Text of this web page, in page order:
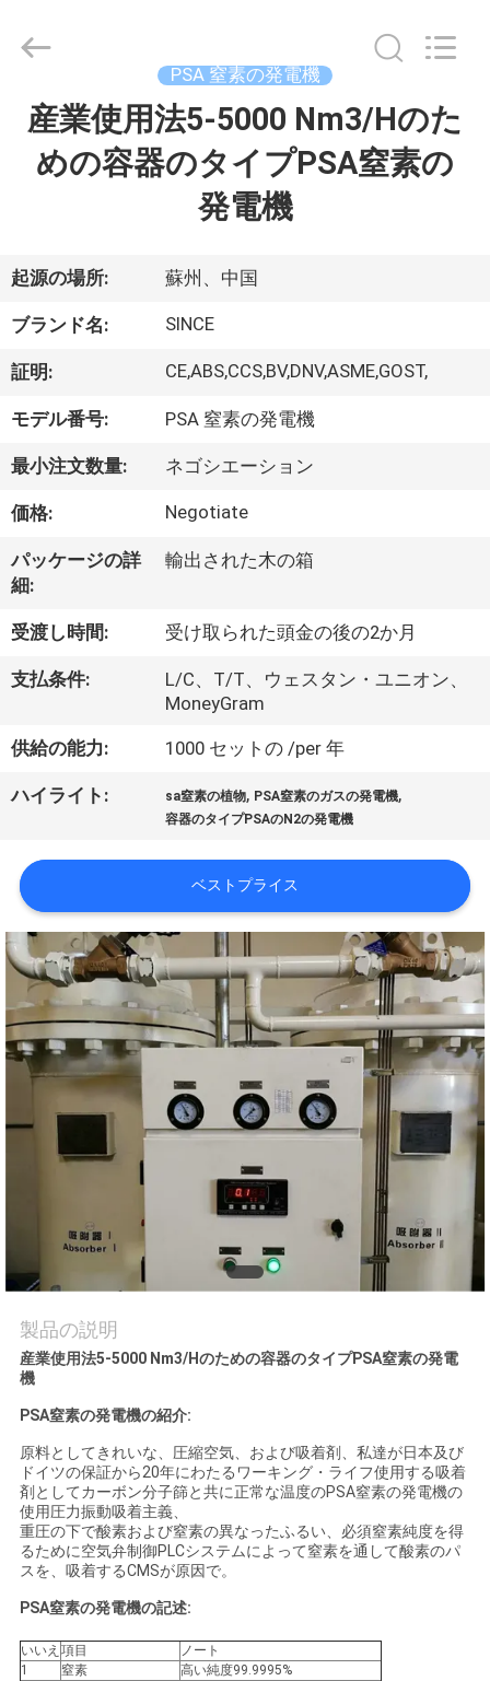
家
わ
た
し
た
に
つ
い
て
工
場
学
品
質
管
理
合
わ
せ
ニ
ュ
ー
ス
事
2026
JoShining
Technology
Co.,Ltd.
Reserved.
PSA 窒素の発電機
産業使用法5-5000 Nm3/Hのた
めの容器のタイプPSA窒素の
発電機
起源の場所: 蘇州、中国
ブランド名: SINCE
証明: CE,ABS,CCS,BV,DNV,ASME,GOST,
モデル番号: PSA 窒素の発電機
最小注文数量: ネゴシエーション
価格: Negotiate
パッケージの詳
細:
輸出された木の箱
受渡し時間: 受け取られた頭金の後の2か月
支払条件:
L/C、T/T、ウェスタン・ユニオン、
MoneyGram
供給の能力: 1000 セットの /per 年
ハイライト: sa窒素の植物, PSA窒素のガスの発電機,
容器のタイプPSAのN2の発電機
ベストプライス
製品の説明
産業使用法5-5000 Nm3/Hのための容器のタイプPSA窒素の発電
機
PSA窒素の発電機の紹介:
原料としてきれいな、圧縮空気、および吸着剤、私達が日本及び
ドイツの保証から20年にわたるワーキング・ライフ使用する吸着
剤としてカーボン分子篩と共に正常な温度のPSA窒素の発電機の
使用圧力振動吸着主義、
重圧の下で酸素および窒素の異なったふるい、必須窒素純度を得
るために空気弁制御PLCシステムによって窒素を通して酸素のパ
スを、吸着するCMSが原因で。
PSA窒素の発電機の記述:
いいえ 項目
ノート
1
窒素
高い純度99.9995%